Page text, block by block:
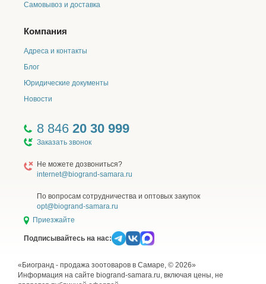
Самовывоз и доставка
Компания
Адреса и контакты
Блог
Юридические документы
Новости
8 846 20 30 999
Заказать звонок
Не можете дозвониться?
internet@biogrand-samara.ru
По вопросам сотрудничества и оптовых закупок
opt@biogrand-samara.ru
Приезжайте
Подписывайтесь на нас:
«Биогранд - продажа зоотоваров в Самаре, © 2026»
Информация на сайте biogrand-samara.ru, включая цены, не